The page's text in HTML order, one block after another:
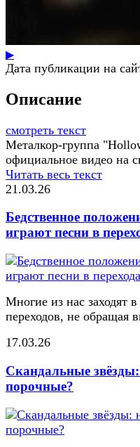
▶
Дата публикации на
Описание
смотреть текст
Металкор-группа
официальное видео на
Читать весь текст
21.03.26
Бедственное
играют песни в
Многие из нас заходят
переходов, не обращая
17.03.26
Скандальные
порочные?